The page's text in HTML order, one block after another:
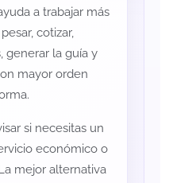
a trabajar más
cotizar,
generar la guía y
mayor orden
si necesitas un
económico o
mejor alternativa